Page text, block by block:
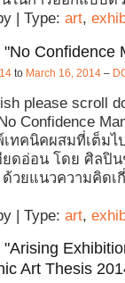
| Type: art,
Confidence
to March 16, 2014 –
please scroll
Confidence
ทคนิคผสมที่เต็มไ
ยดอ่อน โดย ศิลปิ
วยแนวความคิดเ
| Type: art,
Art Thesis